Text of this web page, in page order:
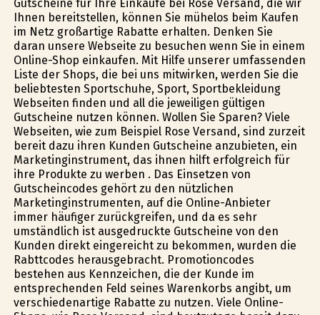
Gutscheine für Ihre Einkäufe bei Rose Versand, die wir
Ihnen bereitstellen, können Sie mühelos beim Kaufen
im Netz großartige Rabatte erhalten. Denken Sie
daran unsere Webseite zu besuchen wenn Sie in einem
Online-Shop einkaufen. Mit Hilfe unserer umfassenden
Liste der Shops, die bei uns mitwirken, werden Sie die
beliebtesten Sportschuhe, Sport, Sportbekleidung
Webseiten finden und all die jeweiligen gültigen
Gutscheine nutzen können. Wollen Sie Sparen? Viele
Webseiten, wie zum Beispiel Rose Versand, sind zurzeit
bereit dazu ihren Kunden Gutscheine anzubieten, ein
Marketinginstrument, das ihnen hilft erfolgreich für
ihre Produkte zu werben . Das Einsetzen von
Gutscheincodes gehört zu den nützlichen
Marketinginstrumenten, auf die Online-Anbieter
immer häufiger zurückgreifen, und da es sehr
umständlich ist ausgedruckte Gutscheine von den
Kunden direkt eingereicht zu bekommen, wurden die
Rabttcodes herausgebracht. Promotioncodes
bestehen aus Kennzeichen, die der Kunde im
entsprechenden Feld seines Warenkorbs angibt, um
verschiedenartige Rabatte zu nutzen. Viele Online-